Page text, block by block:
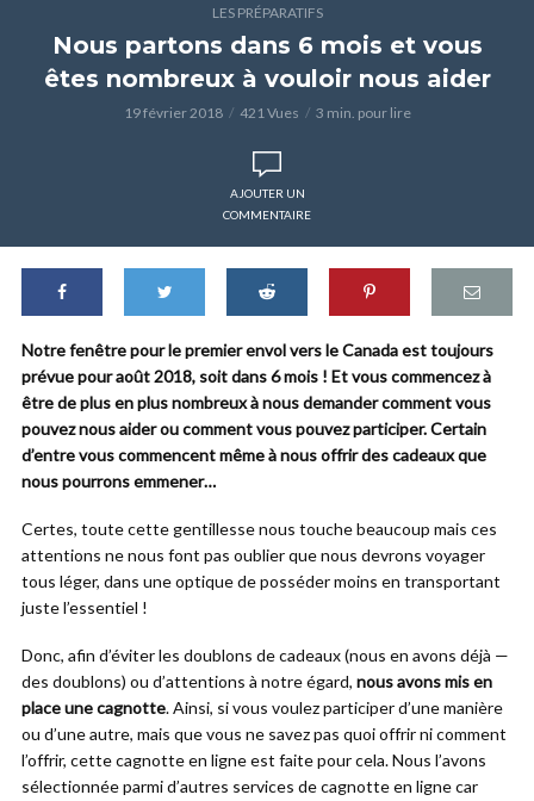
LES PRÉPARATIFS
Nous partons dans 6 mois et vous
êtes nombreux à vouloir nous aider
19 février 2018 421 Vues 3 min. pour lire
AJOUTER UN
COMMENTAIRE
Notre fenêtre pour le premier envol vers le Canada est toujours
prévue pour août 2018, soit dans 6 mois ! Et vous commencez à
être de plus en plus nombreux à nous demander comment vous
pouvez nous aider ou comment vous pouvez participer. Certain
d’entre vous commencent même à nous offrir des cadeaux que
nous pourrons emmener…
Certes, toute cette gentillesse nous touche beaucoup mais ces
attentions ne nous font pas oublier que nous devrons voyager
tous léger, dans une optique de posséder moins en transportant
juste l’essentiel !
Donc, afin d’éviter les doublons de cadeaux (nous en avons déjà —
des doublons) ou d’attentions à notre égard, nous avons mis en
place une cagnotte. Ainsi, si vous voulez participer d’une manière
ou d’une autre, mais que vous ne savez pas quoi offrir ni comment
l’offrir, cette cagnotte en ligne est faite pour cela. Nous l’avons
sélectionnée parmi d’autres services de cagnotte en ligne car